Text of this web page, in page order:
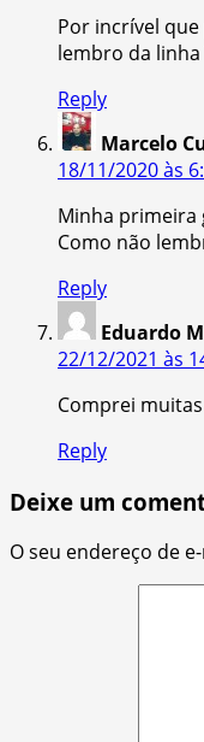
Por incrível
lembro da
Reply
Marcelo
18/11/2020 às
Minha primeira
Como não
Reply
Eduardo
22/12/2021 às
Comprei
Reply
Deixe um
O seu endereço de